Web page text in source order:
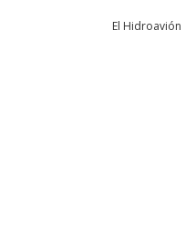
El Hidroavión